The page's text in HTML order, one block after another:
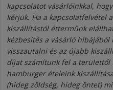
kapcsolatot vásárlóinkkal,
kérjük. Ha a kapcsolatfelvétel
kiszállítástól éttermünk
kézbesítés a vásárló
visszautalni és az újabb
díjat számítunk fel a területtől
hamburger ételeink
(hideg zöldség, hideg öntet)